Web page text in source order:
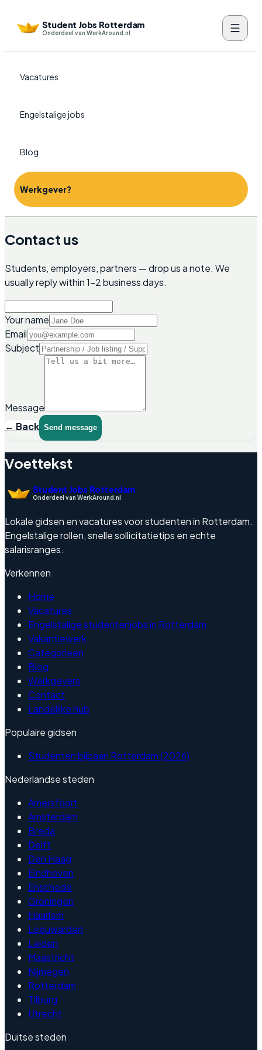
Student Jobs Rotterdam
Onderdeel van WerkAround.nl
Vacatures
Engelstalige jobs
Blog
Werkgever?
Contact us
Students, employers, partners — drop us a note. We
usually reply within 1–2 business days.
Your name
Email
Subject
Message
← Back Send message
Voettekst
Student Jobs Rotterdam
Onderdeel van WerkAround.nl
Lokale gidsen en vacatures voor studenten in Rotterdam.
Engelstalige rollen, snelle sollicitatietips en echte
salarisranges.
Verkennen
Home
Vacatures
Engelstalige studentenjobs in Rotterdam
Vakantiewerk
Categorieen
Blog
Werkgevers
Contact
Landelijke hub
Populaire gidsen
Studenten bijbaan Rotterdam (2026)
Nederlandse steden
Amersfoort
Amsterdam
Breda
Delft
Den Haag
Eindhoven
Enschede
Groningen
Haarlem
Leeuwarden
Leiden
Maastricht
Nijmegen
Rotterdam
Tilburg
Utrecht
Duitse steden